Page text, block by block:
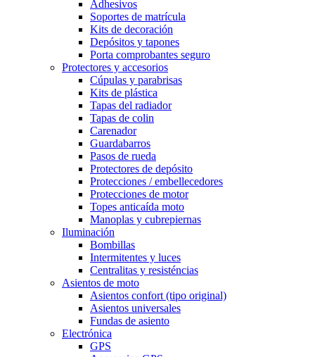
Adhesivos
Soportes de matrícula
Kits de decoración
Depósitos y tapones
Porta comprobantes seguro
Protectores y accesorios
Cúpulas y parabrisas
Kits de plástica
Tapas del radiador
Tapas de colin
Carenador
Guardabarros
Pasos de rueda
Protectores de depósito
Protecciones / embellecedores
Protecciones de motor
Topes anticaída moto
Manoplas y cubrepiernas
Iluminación
Bombillas
Intermitentes y luces
Centralitas y resisténcias
Asientos de moto
Asientos confort (tipo original)
Asientos universales
Fundas de asiento
Electrónica
GPS